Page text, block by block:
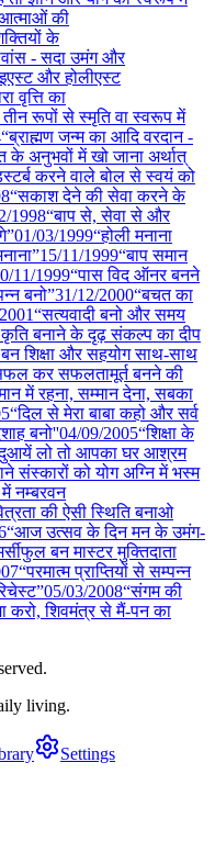
आत्माओं की
के
- सदा उमंग और
और होलीएस्ट
वृत्ति का
तीन रूपों से स्मृति वा स्वरूप में
“ब्राह्मण जन्म का आदि वरदान -
के अनुभवों में खो जाना अर्थात्
करने वाले बोल से स्वयं को
“सकाश देने की सेवा करने के
/1998“बाप से, सेवा से और
01/03/1999“होली मनाना
15/11/1999“बाप समान
11/1999“पास विद ऑनर बनने
बनो”31/12/2000“बचत का
2001“सत्यवादी बनो और समय
कृति बनाने के दृढ़ संकल्प का दीप
बन शिक्षा और सहयोग साथ-साथ
कर सफलतामूर्त बनने की
में रहना, सम्मान देना, सबका
“दिल से मेरा बाबा कहो और सर्व
बनो''04/09/2005“शिक्षा के
दुआयें लो तो आपका घर आश्रम
संस्कारों को योग अग्नि में भस्म
नम्बरवन
की ऐसी स्थिति बनाओ
“आज उत्सव के दिन मन के उमंग-
बन मास्टर मुक्तिदाता
“परमात्म प्राप्तियों से सम्पन्न
05/03/2008“संगम की
करो, शिवमंत्र से मैं-पन का
living.
Settings